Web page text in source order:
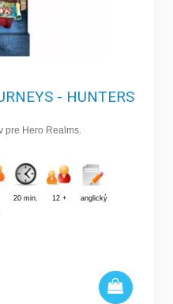
- HUNTERS
pre Hero Realms.
20 min. 12 + anglický